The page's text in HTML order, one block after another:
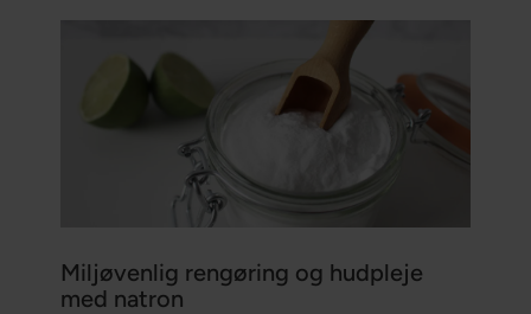
Miljøvenlig rengøring og hudpleje
med natron